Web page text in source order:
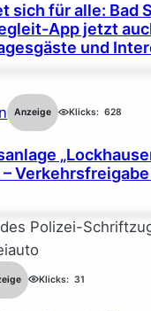
sich für alle: Bad
App jetzt
und
Anzeige Klicks: 628
Verkehrsfreigabe
Klicks: 31